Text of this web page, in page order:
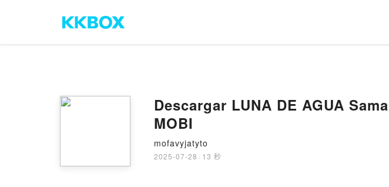
Descargar LUNA DE AGUA
MOBI
mofavyjatyto
2025-07-28 · 13 秒